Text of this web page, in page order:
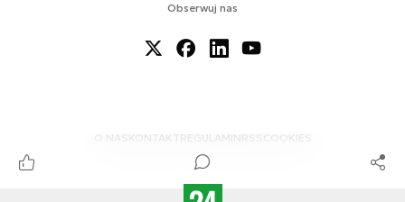
Obserwuj nas
O NAS KONTAKTREGULAMINRSS COOKIES